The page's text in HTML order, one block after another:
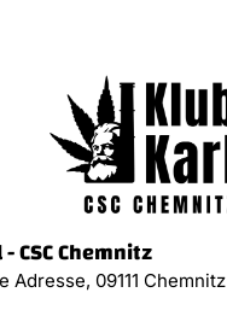
CSC Chemnitz
Adresse, 09111 Chemnitz